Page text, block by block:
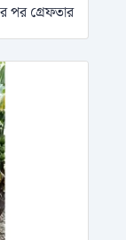
পর গ্রেফতার